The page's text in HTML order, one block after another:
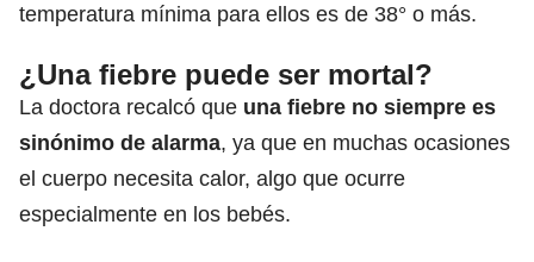
temperatura mínima para ellos es de 38° o más.
¿Una fiebre puede ser mortal?
La doctora recalcó que una fiebre no siempre es
sinónimo de alarma, ya que en muchas ocasiones
el cuerpo necesita calor, algo que ocurre
especialmente en los bebés.